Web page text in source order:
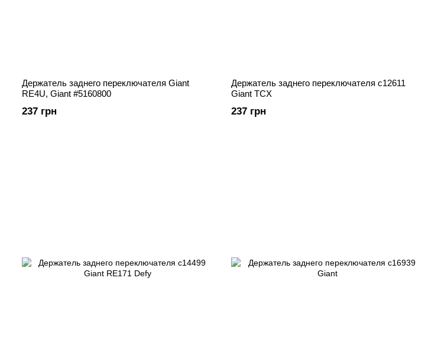
Держатель заднего переключателя Giant
RE4U, Giant #5160800
237 грн
Держатель заднего переключателя c12611
Giant TCX
237 грн